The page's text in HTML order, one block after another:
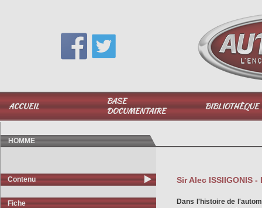
ACCUEIL
BASE
DOCUMENTAIRE
BIBLIOTHÈQUE
06 51 040 025
HOMME
Contenu
Fiche
Sir Alec ISSIIGONIS
Dans I'histoire de